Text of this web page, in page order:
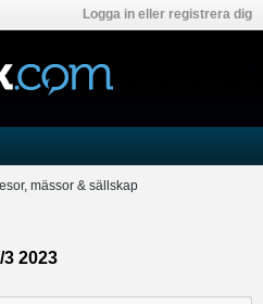
Logga in eller registrera dig
mässor & sällskap
2023